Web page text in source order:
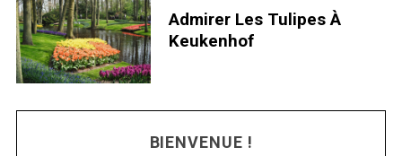
Admirer Les Tulipes À
Keukenhof
BIENVENUE !